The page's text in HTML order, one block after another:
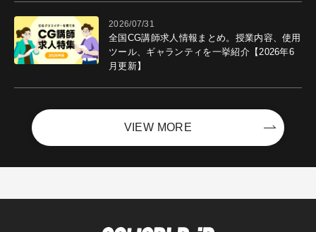
2026/07/31
全国CG講師求人情報まとめ。授業内容、使用
ツール、ギャランティを一挙紹介【2026年6
月更新】
VIEW MORE